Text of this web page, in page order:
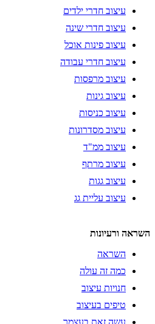
עיצוב חדרי ילדים
עיצוב חדרי שינה
עיצוב פינות אוכל
עיצוב חדרי עבודה
עיצוב מרפסות
עיצוב גינות
עיצוב כניסות
עיצוב מסדרונות
עיצוב ממ"ד
עיצוב מרתף
עיצוב גגות
עיצוב עליית גג
השראה ורעיונות
השראה
כמה זה עולה
חנויות עיצוב
טיפים בעיצוב